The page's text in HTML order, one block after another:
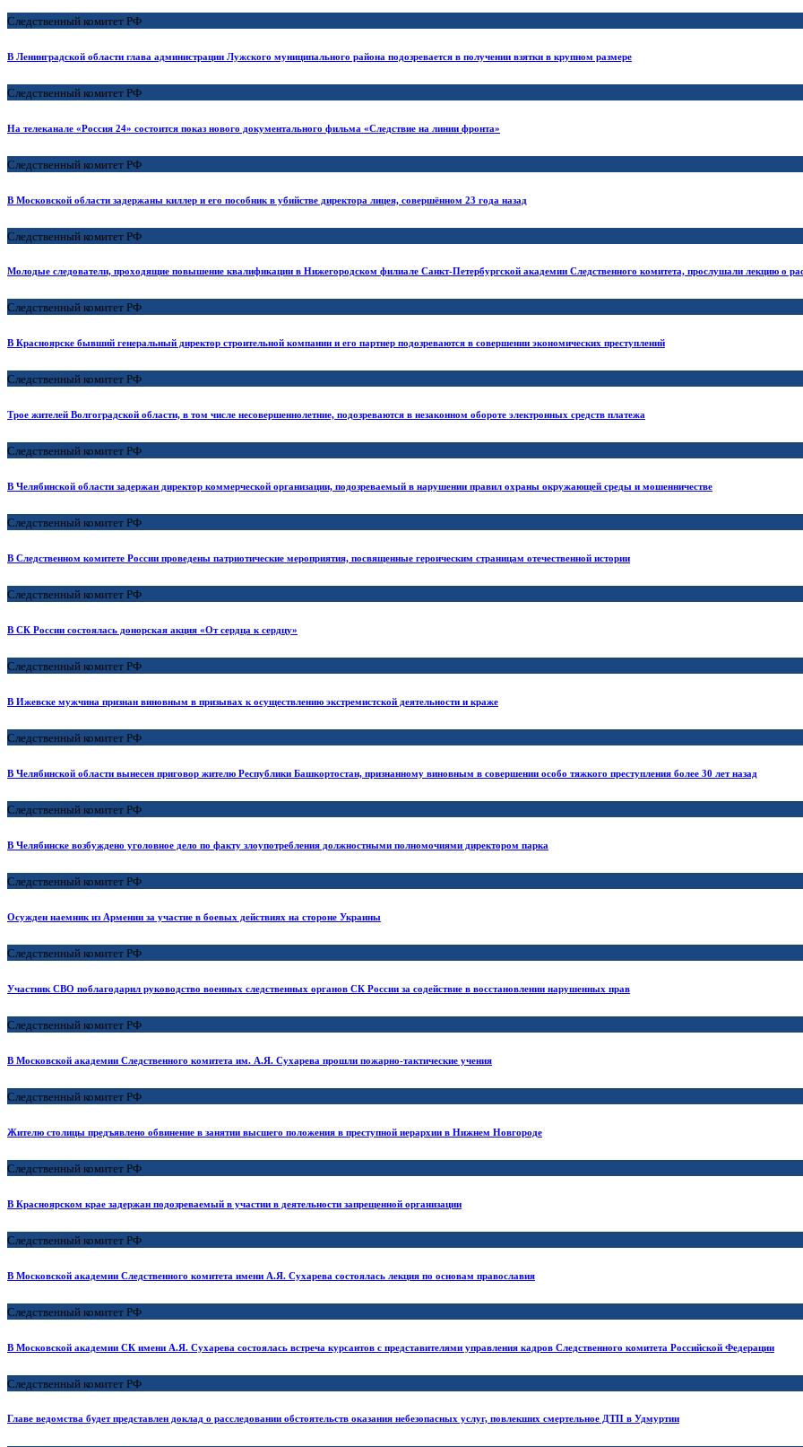
Следственный комитет РФ
В Ленинградской области глава администрации Лужского муниципального района подозревается в получении взятки в крупном размере
Следственный комитет РФ
На телеканале «Россия 24» состоится показ нового документального фильма «Следствие на линии фронта»
Следственный комитет РФ
В Московской области задержаны киллер и его пособник в убийстве директора лицея, совершённом 23 года назад
Следственный комитет РФ
Молодые следователи, проходящие повышение квалификации в Нижегородском филиале Санкт-Петербургской академии Следственного комитета, прослушали лекцию о
Следственный комитет РФ
В Красноярске бывший генеральный директор строительной компании и его партнер подозреваются в совершении экономических преступлений
Следственный комитет РФ
Трое жителей Волгоградской области, в том числе несовершеннолетние, подозреваются в незаконном обороте электронных средств платежа
Следственный комитет РФ
В Челябинской области задержан директор коммерческой организации, подозреваемый в нарушении правил охраны окружающей среды и мошенничестве
Следственный комитет РФ
В Следственном комитете России проведены патриотические мероприятия, посвященные героическим страницам отечественной истории
Следственный комитет РФ
В СК России состоялась донорская акция «От сердца к сердцу»
Следственный комитет РФ
В Ижевске мужчина признан виновным в призывах к осуществлению экстремистской деятельности и краже
Следственный комитет РФ
В Челябинской области вынесен приговор жителю Республики Башкортостан, признанному виновным в совершении особо тяжкого преступления более 30 лет назад
Следственный комитет РФ
В Челябинске возбуждено уголовное дело по факту злоупотребления должностными полномочиями директором парка
Следственный комитет РФ
Осужден наемник из Армении за участие в боевых действиях на стороне Украины
Следственный комитет РФ
Участник СВО поблагодарил руководство военных следственных органов СК России за содействие в восстановлении нарушенных прав
Следственный комитет РФ
В Московской академии Следственного комитета им. А.Я. Сухарева прошли пожарно-тактические учения
Следственный комитет РФ
Жителю столицы предъявлено обвинение в занятии высшего положения в преступной иерархии в Нижнем Новгороде
Следственный комитет РФ
В Красноярском крае задержан подозреваемый в участии в деятельности запрещенной организации
Следственный комитет РФ
В Московской академии Следственного комитета имени А.Я. Сухарева состоялась лекция по основам православия
Следственный комитет РФ
В Московской академии СК имени А.Я. Сухарева состоялась встреча курсантов с представителями управления кадров Следственного комитета Российской Федерации
Следственный комитет РФ
Главе ведомства будет представлен доклад о расследовании обстоятельств оказания небезопасных услуг, повлекших смертельное ДТП в Удмуртии